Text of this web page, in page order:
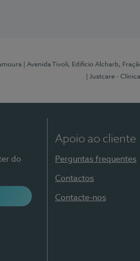
| Avenida Tivoli, Edifício Alcharb,
| Justcare -
do
Apoio ao cliente
Perguntas frequentes
Contactos
Contacte-nos